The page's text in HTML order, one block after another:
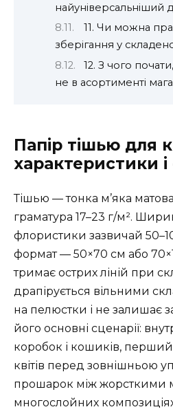
найуніверсальніший
11. Чи можна
зберігання у
12. З чого
не в асортименті
Папір тішью для
характеристики і
Тішью — тонка м’яка
граматура 17–23 г/м².
флористики зазвичай
формат — 50×70 см або
тримає острих ліній при
драпірується вільними
на пелюстки і не залишає
його основні сценарії:
коробок і кошиків,
квітів перед зовнішньою
прошарок між жорсткими
многослойних